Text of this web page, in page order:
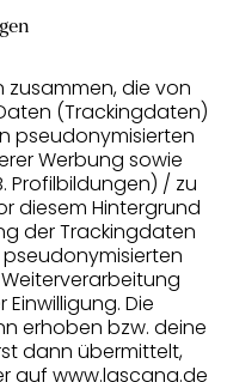
zusammen, die von
(Trackingdaten)
pseudonymisierten
Werbung sowie
Profilbildungen) / zu
diesem Hintergrund
der Trackingdaten
Die
erhoben bzw. deine
dann übermittelt,
auf www.lascana.de